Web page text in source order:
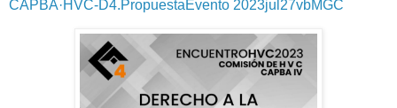
CAPBA·HVC-D4.PropuestaEvento 2023jul27vbMGC